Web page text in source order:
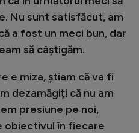
Nu sunt satisfăcut, am
a fost un meci bun, dar
să câștigăm.
e miza, știam că va fi
dezamăgiți că nu am
presiune pe noi,
obiectivul în fiecare